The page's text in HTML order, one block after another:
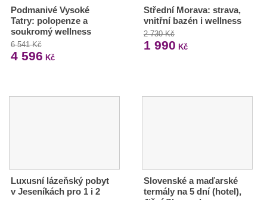
Podmanivé Vysoké
Tatry: polopenze a
soukromý wellness
6 541 Kč
4 596 Kč
Střední Morava: strava,
vnitřní bazén i wellness
2 730 Kč
1 990 Kč
Luxusní lázeňský pobyt
v Jeseníkách pro 1 i 2
Slovenské a maďarské
termály na 5 dní (hotel),